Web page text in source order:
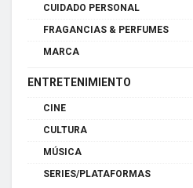
CUIDADO PERSONAL
FRAGANCIAS & PERFUMES
MARCA
ENTRETENIMIENTO
CINE
CULTURA
MÚSICA
SERIES/PLATAFORMAS